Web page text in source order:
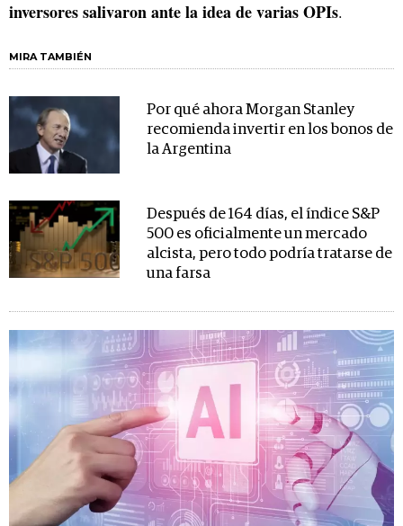
inversores salivaron ante la idea de varias OPIs.
MIRA TAMBIÉN
Por qué ahora Morgan Stanley
recomienda invertir en los bonos de
la Argentina
Después de 164 días, el índice S&P
500 es oficialmente un mercado
alcista, pero todo podría tratarse de
una farsa